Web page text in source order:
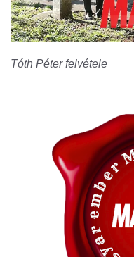
Tóth Péter felvétele